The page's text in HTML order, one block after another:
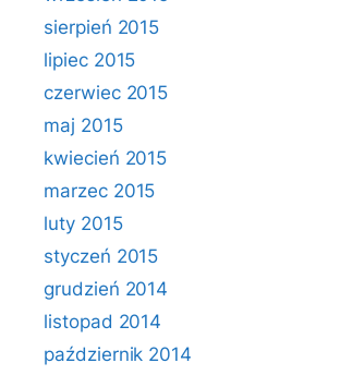
sierpień 2015
lipiec 2015
czerwiec 2015
maj 2015
kwiecień 2015
marzec 2015
luty 2015
styczeń 2015
grudzień 2014
listopad 2014
październik 2014